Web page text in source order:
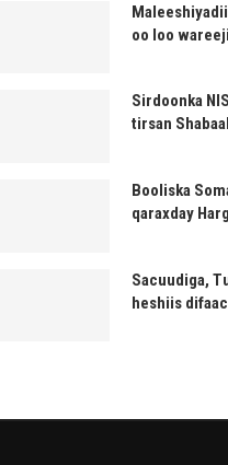
Maleeshiyadii
oo loo
Sirdoonka
tirsan
Booliska
qaraxday
Sacuudiga,
heshiis